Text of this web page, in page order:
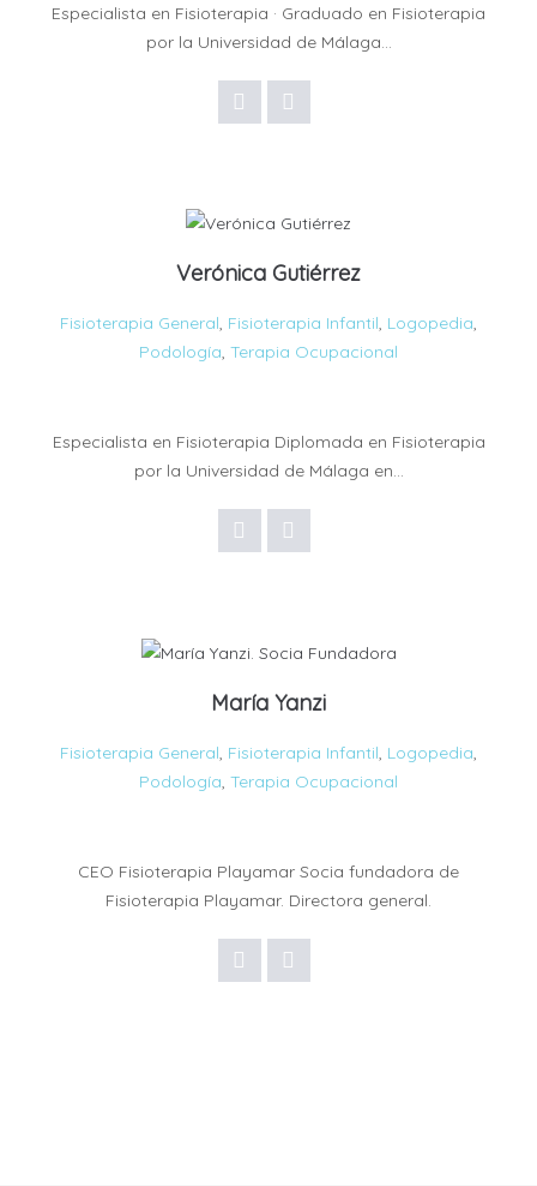
Especialista en Fisioterapia · Graduado en Fisioterapia
por la Universidad de Málaga…
Verónica Gutiérrez
Fisioterapia General, Fisioterapia Infantil, Logopedia,
Podología, Terapia Ocupacional
Especialista en Fisioterapia Diplomada en Fisioterapia
por la Universidad de Málaga en…
María Yanzi
Fisioterapia General, Fisioterapia Infantil, Logopedia,
Podología, Terapia Ocupacional
CEO Fisioterapia Playamar Socia fundadora de
Fisioterapia Playamar. Directora general.